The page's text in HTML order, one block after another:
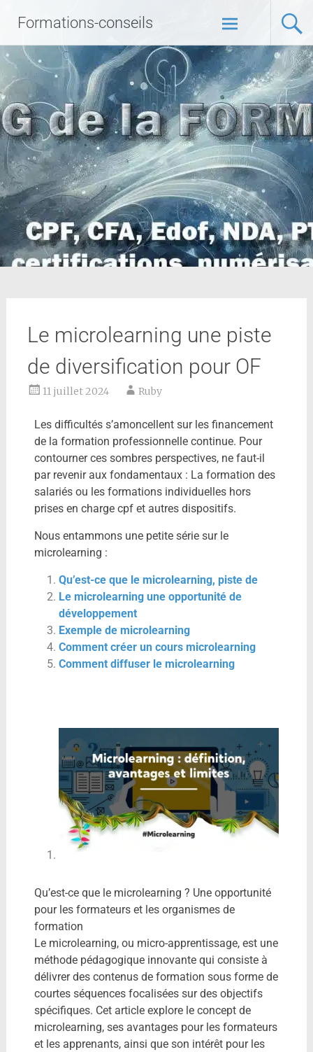
Formations-conseils
Le microlearning une piste
de diversification pour OF
11 juillet 2024 Ruby
Les difficultés s’amoncellent sur les financement
de la formation professionnelle continue. Pour
contourner ces sombres perspectives, ne faut-il
par revenir aux fondamentaux : La formation des
salariés ou les formations individuelles hors
prises en charge cpf et autres dispositifs.
Nous entammons une petite série sur le
microlearning :
Qu’est-ce que le microlearning, piste de
Le microlearning une opportunité de
développement
Exemple de microlearning
Comment créer un cours microlearning
Comment diffuser le microlearning
Qu’est-ce que le microlearning ? Une opportunité
pour les formateurs et les organismes de
formation
Le microlearning, ou micro-apprentissage, est une
méthode pédagogique innovante qui consiste à
délivrer des contenus de formation sous forme de
courtes séquences focalisées sur des objectifs
spécifiques. Cet article explore le concept de
microlearning, ses avantages pour les formateurs
et les apprenants, ainsi que son intérêt pour les